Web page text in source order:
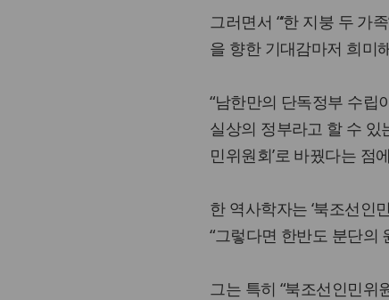
그러면서 “‘한 지붕 두 가
을 향한 기대감마저 희미
“남한만의 단독정부 수립
실상의 정부라고 할 수 있
민위원회’로 바꿨다는 점
한 역사학자는 ‘북조선인
“그렇다면 한반도 분단의
그는 특히 “북조선인민위